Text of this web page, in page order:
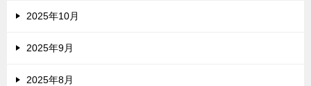
2025年10月
2025年9月
2025年8月